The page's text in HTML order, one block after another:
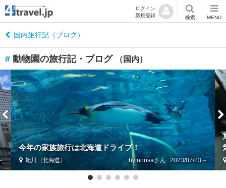
ログイン
新規登録
検索 MENU
国内旅行記（ブログ）
# 動物園の旅行記・ブログ （国内）
今年の家族旅行は北海道ドライブ！
旭川（北海道） by norisa 2023/07/23～
国
内
す
べ
て
北
海
道